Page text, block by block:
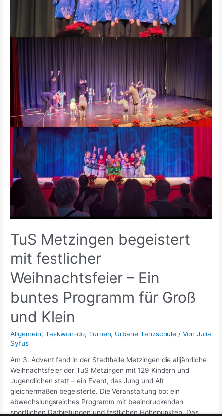
TuS Metzingen begeistert
mit festlicher
Weihnachtsfeier – Ein
buntes Programm für Groß
und Klein
Allgemein,Taekwon-do,Turnen, Urbane Tanzschule / VonJulia
Syfus
Am 3. Advent fand in der Stadthalle Metzingen die alljährliche
Weihnachtsfeier der TuS Metzingen mit 129 Kindern und
Jugendlichen statt – ein Event, das Jung und Alt
gleichermaßen begeisterte. Die Veranstaltung bot ein
abwechslungsreiches Programm mit beeindruckenden
sportlichen Darbietungen und festlichen Höhepunkten. Das